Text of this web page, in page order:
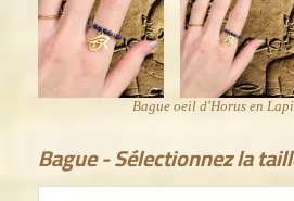
Bague oeil d'Horus en
Bague - Sélectionnez la